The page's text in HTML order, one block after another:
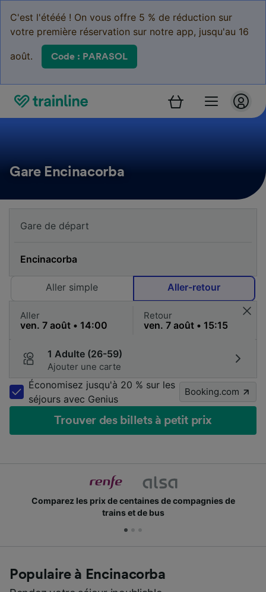
C'est l'étééé ! On vous offre 5 % de réduction sur
votre première réservation sur notre app, jusqu'au 16
août. Code : PARASOL
Gare Encinacorba
Aller simple Aller-retour
Aller Retour
1 Adulte (26-59)
Ajouter une carte
Économisez jusqu'à 20 % sur les
séjours avec Genius
Booking.com
Trouver des billets à petit prix
Comparez les prix de centaines de compagnies de
trains et de bus
Populaire à Encinacorba